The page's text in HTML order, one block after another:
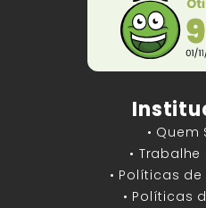
• Quem
•
• Políticas
• Políticas